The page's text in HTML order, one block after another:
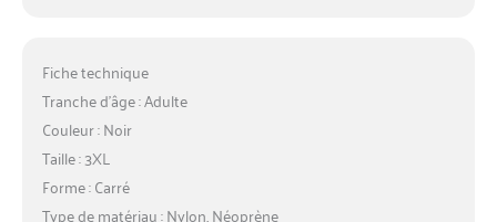
Fiche technique
Tranche d’âge : Adulte
Couleur : Noir
Taille : 3XL
Forme : Carré
Type de matériau : Nylon, Néoprène